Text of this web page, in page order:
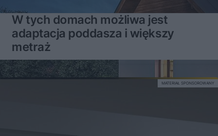
W tych domach możliwa jest
adaptacja poddasza i większy
metraż
MATERIAŁ SPONSOROWANY